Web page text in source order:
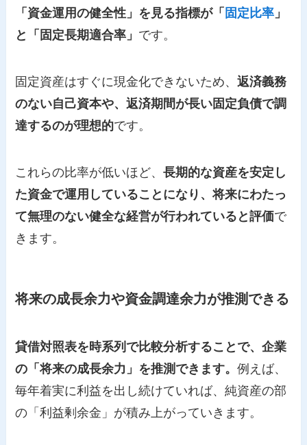
「資金運用の健全性」を見る指標が「 固定比率 」
と「固定長期適合率」 です。
固定資産はすぐに現金化できないため、返済義務
のない自己資本や、返済期間が長い固定負債で調
達するのが理想的です。
これらの比率が低いほど、長期的な資産を安定し
た資金で運用していることになり、将来にわたっ
て無理のない健全な経営が行われていると評価で
きます。
将来の成長余力や資金調達余力が推測できる
貸借対照表を時系列で比較分析することで、企業
の「将来の成長余力」を推測できます。例えば、
毎年着実に利益を出し続けていれば、純資産の部
の「利益剰余金」が積み上がっていきます。